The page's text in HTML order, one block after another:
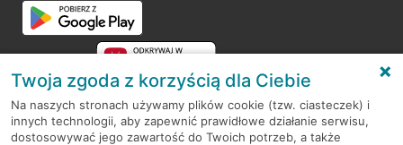
RODO
Twoja zgoda z korzyścią dla Ciebie
Na naszych stronach używamy plików cookie (tzw. ciasteczek) i
innych technologii, aby zapewnić prawidłowe działanie serwisu,
dostosowywać jego zawartość do Twoich potrzeb, a także